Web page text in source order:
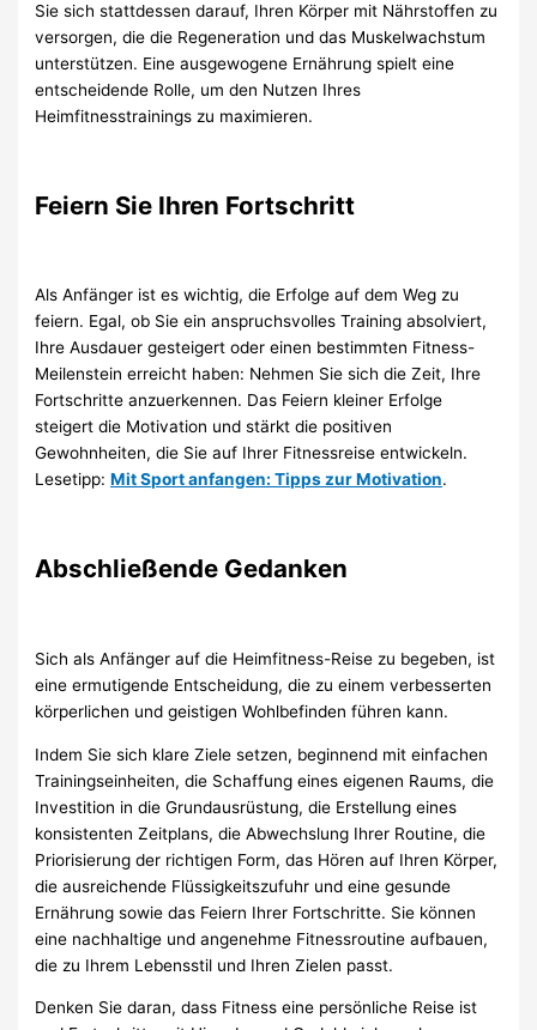
Sie sich stattdessen darauf, Ihren Körper mit Nährstoffen zu
versorgen, die die Regeneration und das Muskelwachstum
unterstützen. Eine ausgewogene Ernährung spielt eine
entscheidende Rolle, um den Nutzen Ihres
Heimfitnesstrainings zu maximieren.
Feiern Sie Ihren Fortschritt
Als Anfänger ist es wichtig, die Erfolge auf dem Weg zu
feiern. Egal, ob Sie ein anspruchsvolles Training absolviert,
Ihre Ausdauer gesteigert oder einen bestimmten Fitness-
Meilenstein erreicht haben: Nehmen Sie sich die Zeit, Ihre
Fortschritte anzuerkennen. Das Feiern kleiner Erfolge
steigert die Motivation und stärkt die positiven
Gewohnheiten, die Sie auf Ihrer Fitnessreise entwickeln.
Lesetipp:Mit Sport anfangen: Tipps zur Motivation.
Abschließende Gedanken
Sich als Anfänger auf die Heimfitness-Reise zu begeben, ist
eine ermutigende Entscheidung, die zu einem verbesserten
körperlichen und geistigen Wohlbefinden führen kann.
Indem Sie sich klare Ziele setzen, beginnend mit einfachen
Trainingseinheiten, die Schaffung eines eigenen Raums, die
Investition in die Grundausrüstung, die Erstellung eines
konsistenten Zeitplans, die Abwechslung Ihrer Routine, die
Priorisierung der richtigen Form, das Hören auf Ihren Körper,
die ausreichende Flüssigkeitszufuhr und eine gesunde
Ernährung sowie das Feiern Ihrer Fortschritte. Sie können
eine nachhaltige und angenehme Fitnessroutine aufbauen,
die zu Ihrem Lebensstil und Ihren Zielen passt.
Denken Sie daran, dass Fitness eine persönliche Reise ist